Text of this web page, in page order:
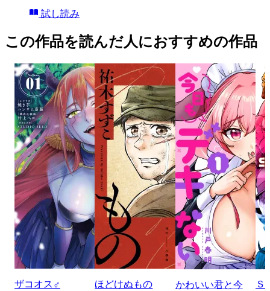
試し読み
この作品を読んだ人におすすめの作品
ザコオス♂ ほどけぬもの
かわいい君と今